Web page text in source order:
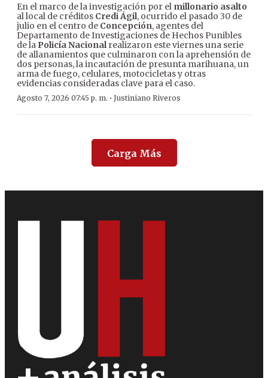
En el marco de la investigación por el millonario asalto
al local de créditos Credi Ágil, ocurrido el pasado 30 de
julio en el centro de Concepción, agentes del
Departamento de Investigaciones de Hechos Punibles
de la Policía Nacionalrealizaron este viernes una serie
de allanamientos que culminaron con la aprehensión de
dos personas, la incautación de presunta marihuana, un
arma de fuego, celulares, motocicletas y otras
evidencias consideradas clave para el caso.
Agosto 7, 2026 07:45 p. m. · Justiniano Riveros
Carga Más